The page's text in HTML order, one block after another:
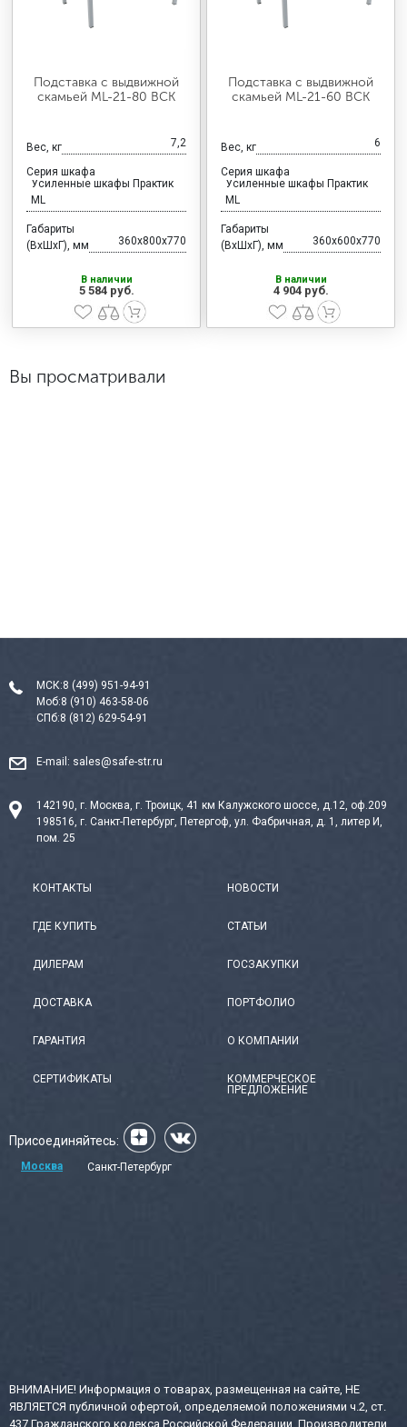
Подставка с выдвижной
скамьей ML-21-80 ВСК
Вес, кг 7,2
Серия шкафа
Усиленные шкафы Практик
ML
Габариты
(ВхШхГ), мм
360x800x770
В наличии
5 584 руб.
Подставка с выдвижной
скамьей ML-21-60 ВСК
Вес, кг 6
Серия шкафа
Усиленные шкафы Практик
ML
Габариты
(ВхШхГ), мм
360x600x770
В наличии
4 904 руб.
Вы просматривали
МСК:8 (499) 951-94-91
Моб:8 (910) 463-58-06
СПб:8 (812) 629-54-91
E-mail: sales@safe-str.ru
142190, г. Москва, г. Троицк, 41 км Калужского шоссе, д.12, оф.209
198516, г. Санкт-Петербург, Петергоф, ул. Фабричная, д. 1, литер И,
пом. 25
КОНТАКТЫ
ГДЕ КУПИТЬ
ДИЛЕРАМ
ДОСТАВКА
ГАРАНТИЯ
СЕРТИФИКАТЫ
НОВОСТИ
СТАТЬИ
ГОСЗАКУПКИ
ПОРТФОЛИО
О КОМПАНИИ
КОММЕРЧЕСКОЕ
ПРЕДЛОЖЕНИЕ
Присоединяйтесь:
Москва Санкт-Петербург
ВНИМАНИЕ! Информация о товарах, размещенная на сайте, НЕ
ЯВЛЯЕТСЯ публичной офертой, определяемой положениями ч.2, ст.
437 Гражданского кодекса Российской Федерации. Производители